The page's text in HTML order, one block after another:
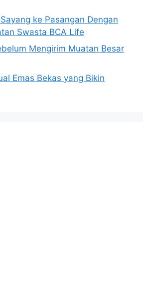
ke Pasangan Dengan
Swasta BCA Life
Mengirim Muatan Besar
Emas Bekas yang Bikin